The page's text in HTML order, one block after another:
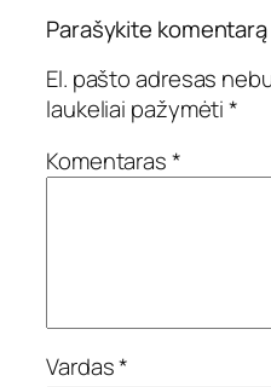
Parašykite komentarą
El. pašto adresas
laukeliai pažymėti*
Komentaras*
Vardas*